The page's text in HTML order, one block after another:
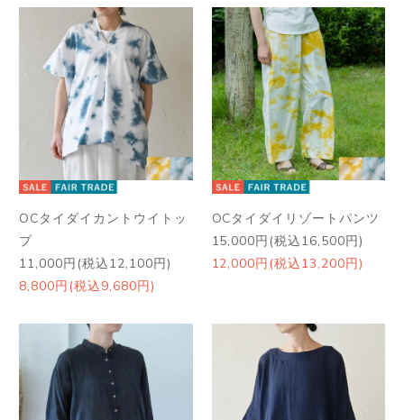
OCタイダイカントウイトッ
プ
11,000円(税込12,100円)
8,800円(税込9,680円)
OCタイダイリゾートパンツ
15,000円(税込16,500円)
12,000円(税込13,200円)